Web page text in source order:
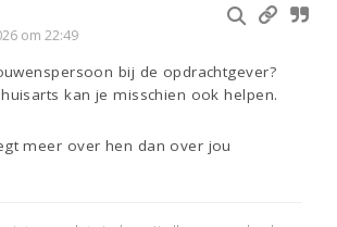
om 22:49
bij de opdrachtgever?
kan je misschien ook helpen.
meer over hen dan over jou